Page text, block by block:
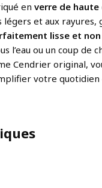
en verre de
légers et aux rayures,
lisse et
l’eau ou un coup de
Cendrier original,
votre